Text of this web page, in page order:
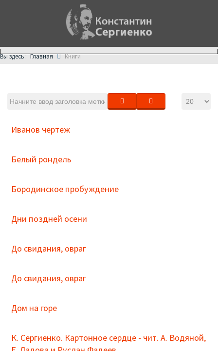
Вы здесь:Главная Книги
Иванов чертеж
Белый рондель
Бородинское пробуждение
Дни поздней осени
До свидания, овраг
До свидания, овраг
Дом на горе
К. Сергиенко. Картонное сердце - чит. А. Водяной,